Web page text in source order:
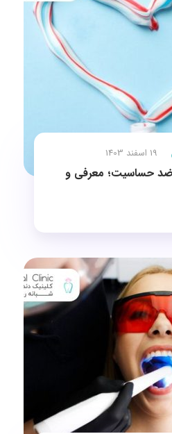
19 اسفند 1403
ضد حساسیت؛ معرفی و